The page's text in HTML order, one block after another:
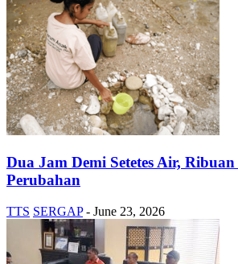
Dua Jam Demi Setetes Air,
Perubahan
TTS SERGAP - June 23, 2026